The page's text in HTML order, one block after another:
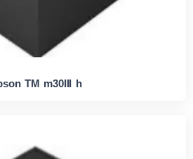
TM m30III h